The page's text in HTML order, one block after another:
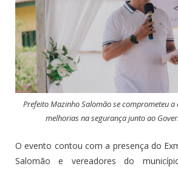
Prefeito Mazinho Salomão se comprometeu
melhorias na segurança junto ao
O evento contou com a presença do
Salomão e vereadores do